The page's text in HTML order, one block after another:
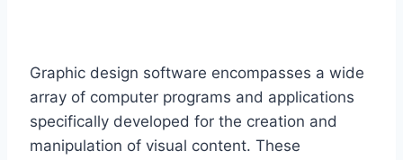
Graphic design software encompasses a wide
array of computer programs and applications
specifically developed for the creation and
manipulation of visual content. These